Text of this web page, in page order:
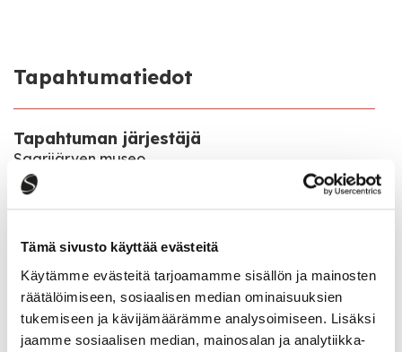
Tämä sivusto käyttää evästeitä
Käytämme evästeitä tarjoamamme sisällön ja mainosten
räätälöimiseen, sosiaalisen median ominaisuuksien
tukemiseen ja kävijämäärämme analysoimiseen. Lisäksi
jaamme sosiaalisen median, mainosalan ja analytiikka-
Tapahtumatiedot
Tapahtuman järjestäjä
Saarijärven museo
Tapahtumapaikka
Katso kaikki tapahtumat